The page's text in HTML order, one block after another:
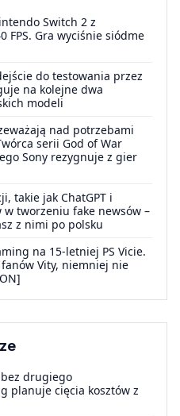
Switch 2 z
FPS. Gra wyciśnie siódme
do testowania przez
na kolejne dwa
modeli
nad potrzebami
serii God of War
Sony rezygnuje z gier
takie jak ChatGPT i
w tworzeniu fake newsów –
z nimi po polsku
na 15-letniej PS Vicie.
Vity, niemniej nie
bez drugiego
planuje cięcia kosztów z